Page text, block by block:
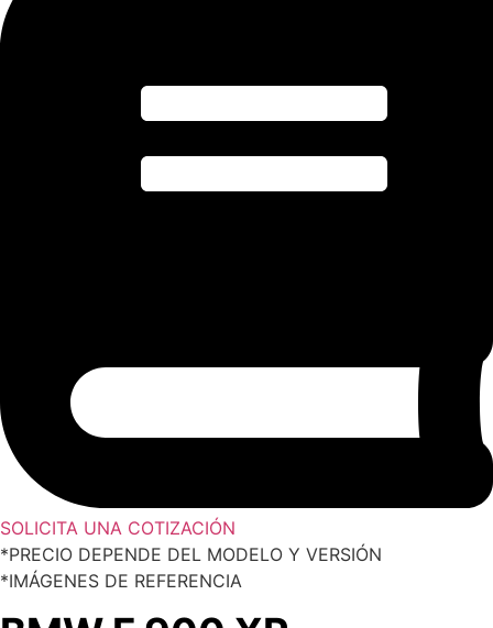
SOLICITA UNA COTIZACIÓN
*PRECIO DEPENDE DEL MODELO Y VERSIÓN
*IMÁGENES DE REFERENCIA